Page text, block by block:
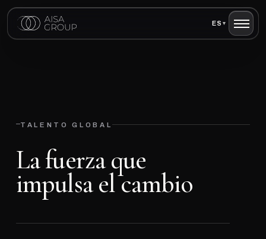
ES ▾
—TALENTO GLOBAL
Lafuerza que
impulsa elcambio